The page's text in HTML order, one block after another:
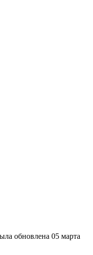
обновлена 05 марта